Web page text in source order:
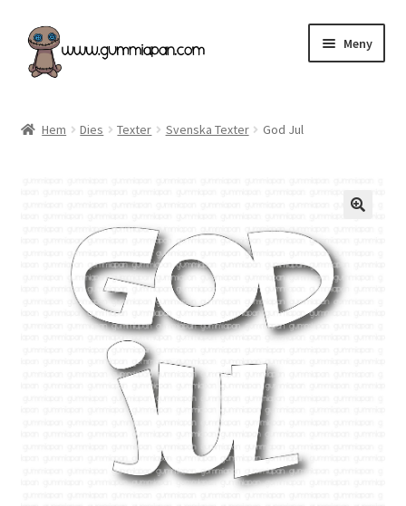
Hoppa
till
navigering
Hoppa
till
innehåll
Meny
Återförsäljare
Hem Dies Texter Svenska Texter God Jul